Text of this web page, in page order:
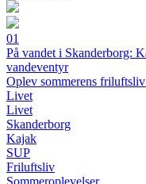
01
På vandet i Skanderborg:
vandeventyr
Oplev sommerens
Livet
Livet
Skanderborg
Kajak
SUP
Friluftsliv
Sommeroplevelser